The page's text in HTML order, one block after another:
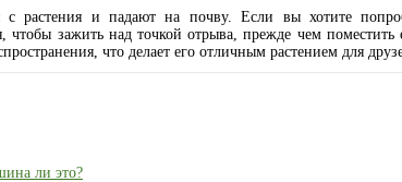
с растения и падают на почву. Если вы хотите
чтобы зажить над точкой отрыва, прежде чем
что делает его отличным растением для
ли это?